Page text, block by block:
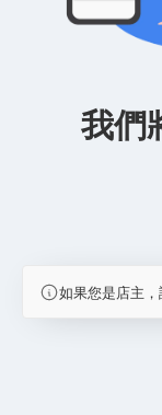
我們
如果您是店主，